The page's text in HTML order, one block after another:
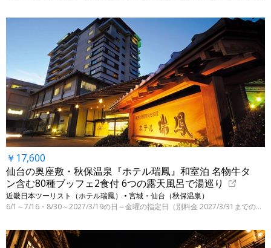
￥17,600
仙台の奥座敷・秋保温泉『ホテル瑞鳳』和室泊 名物牛タ
ン含む80種ブッフェ2食付 6つの露天風呂で湯巡り
近畿日本ツーリスト（ホテル瑞鳳） • 宮城・仙台（秋保温泉）
6/1～7/16・8/30～2027/3/19の日～金曜の指定日（別料金 2027/3/31までの指定日）